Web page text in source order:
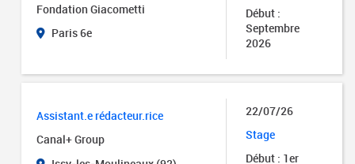
Fondation Giacometti
Paris 6e
Début :
Septembre
2026
Assistant.e rédacteur.rice
Canal+ Group
22/07/26
Stage
Début : 1er